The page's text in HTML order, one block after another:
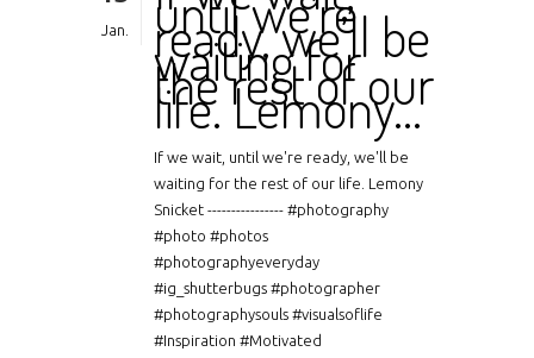
Jan. ready, we’ll be
waiting for
the rest of our
life. Lemony…
If we wait, until we're ready, we'll be
waiting for the rest of our life. Lemony
Snicket ---------------- #photography
#photo #photos
#photographyeveryday
#ig_shutterbugs #photographer
#photographysouls #visualsoflife
#Inspiration #Motivated